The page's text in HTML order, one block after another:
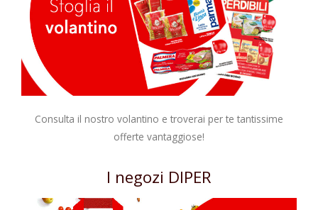
Consulta il nostro volantino e troverai per te tantissime
offerte vantaggiose!
I negozi DIPER